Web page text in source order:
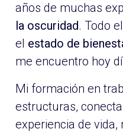
años de muchas
la oscuridad. Todo
el estado de
me encuentro hoy
Mi formación en
estructuras,
experiencia de vida,